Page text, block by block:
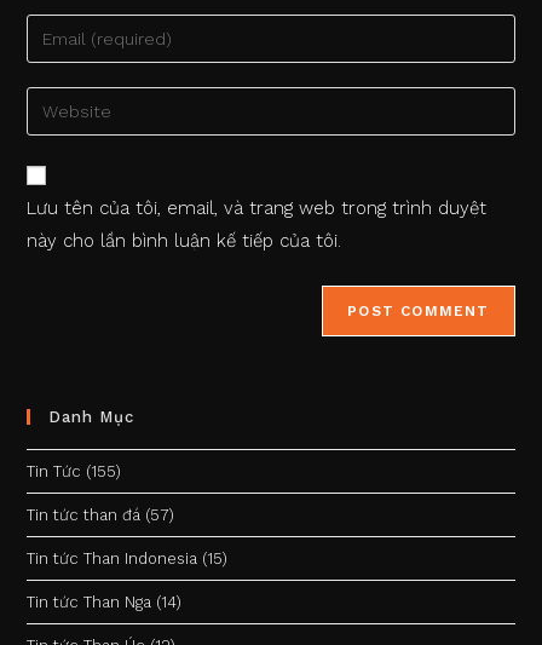
name
to
comment
your
email
address
your
URL
(optional)
Lưu tên của tôi, email, và trang web trong trình duyệt
này cho lần bình luận kế tiếp của tôi.
Danh Mục
Tin Tức (155)
Tin tức than đá (57)
Tin tức Than Indonesia (15)
Tin tức Than Nga (14)